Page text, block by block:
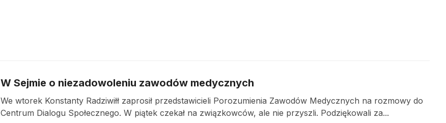
W Sejmie o niezadowoleniu zawodów medycznych
We wtorek Konstanty Radziwiłł zaprosił przedstawicieli Porozumienia Zawodów Medycznych na rozmowy do
Centrum Dialogu Społecznego. W piątek czekał na związkowców, ale nie przyszli. Podziękowali za...